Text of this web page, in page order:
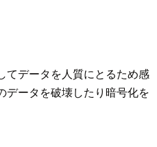
てデータを人質にとるため感
データを破壊したり暗号化を